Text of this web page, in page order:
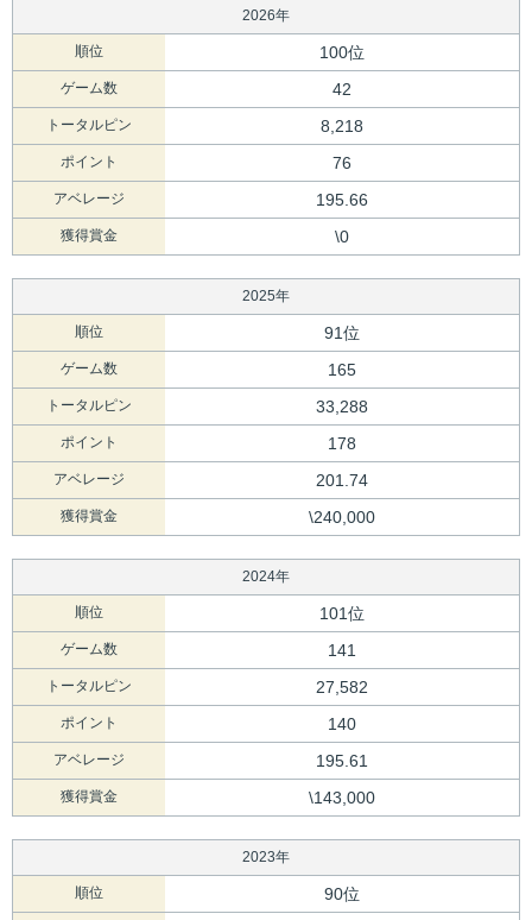
2026年
順位 100位
ゲーム数 42
トータルピン 8,218
ポイント 76
アベレージ 195.66
獲得賞金 \0
2025年
順位 91位
ゲーム数 165
トータルピン 33,288
ポイント 178
アベレージ 201.74
獲得賞金 \240,000
2024年
順位 101位
ゲーム数 141
トータルピン 27,582
ポイント 140
アベレージ 195.61
獲得賞金 \143,000
2023年
順位 90位